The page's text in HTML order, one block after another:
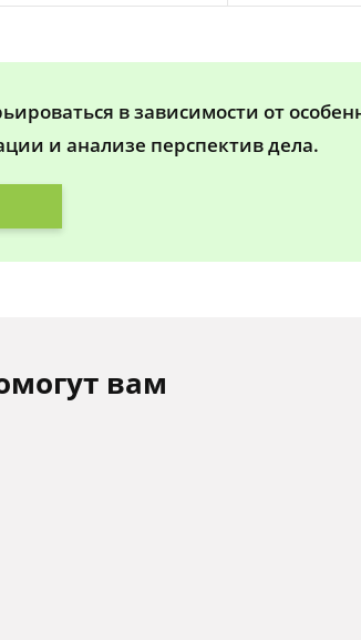
в зависимости от
и анализе перспектив дела.
вам